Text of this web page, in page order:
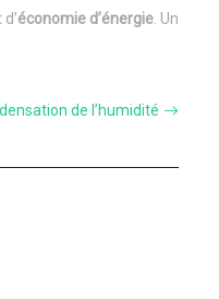
économie d’énergie. Un
de l’humidité